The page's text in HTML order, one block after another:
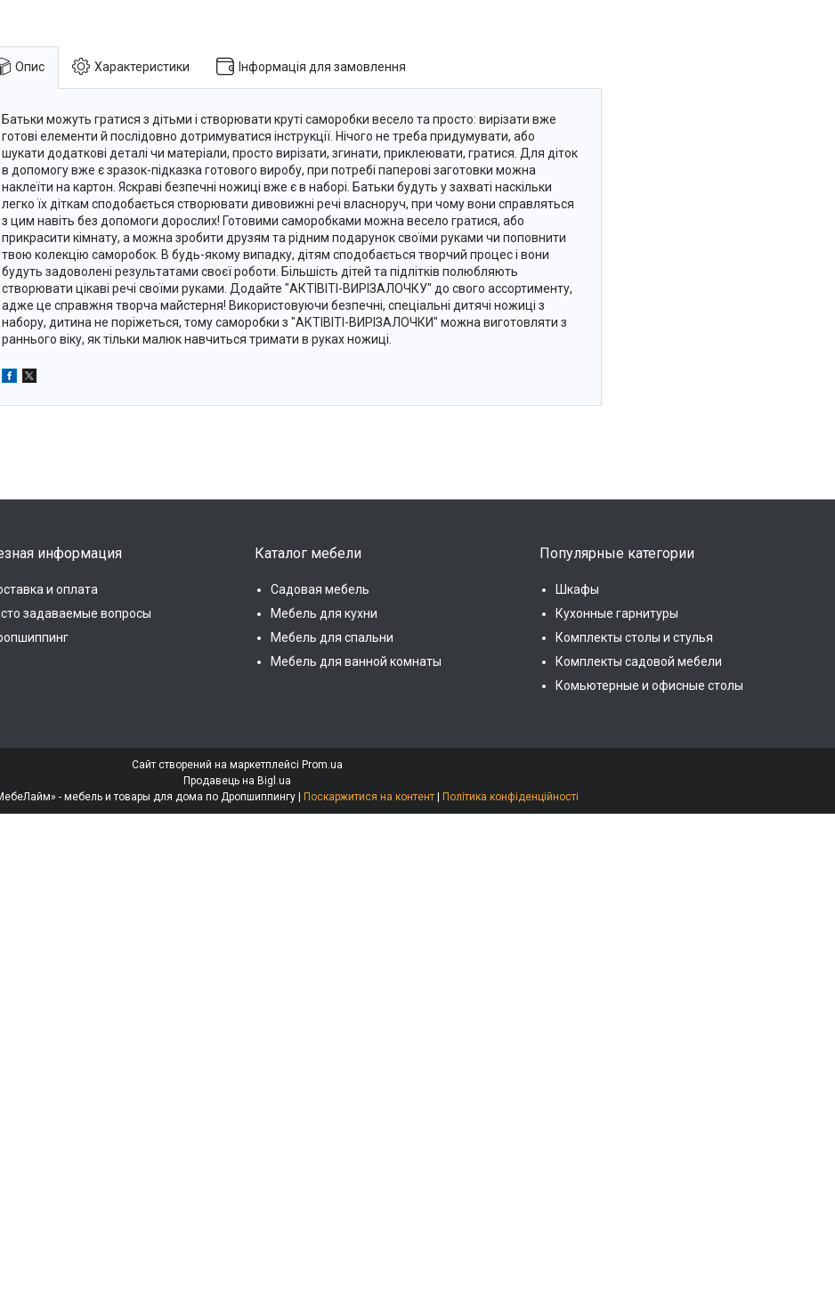
Опис Характеристики Інформація для замовлення
Батьки можуть гратися з дітьми і створювати круті саморобки весело та просто: вирізати вже
готові елементи й послідовно дотримуватися інструкції. Нічого не треба придумувати, або
шукати додаткові деталі чи матеріали, просто вирізати, згинати, приклеювати, гратися. Для діток
в допомогу вже є зразок-підказка готового виробу, при потребі паперові заготовки можна
наклеїти на картон. Яскраві безпечні ножиці вже є в наборі. Батьки будуть у захваті наскільки
легко їх діткам сподобається створювати дивовижні речі власноруч, при чому вони справляться
з цим навіть без допомоги дорослих! Готовими саморобками можна весело гратися, або
прикрасити кімнату, а можна зробити друзям та рідним подарунок своїми руками чи поповнити
твою колекцію саморобок. В будь-якому випадку, дітям сподобається творчий процес і вони
будуть задоволені результатами своєї роботи. Більшість дітей та підлітків полюбляють
створювати цікаві речі своїми руками. Додайте "АКТІВІТІ-ВИРІЗАЛОЧКУ" до свого ассортименту,
адже це справжня творча майстерня! Використовуючи безпечні, спеціальні дитячі ножиці з
набору, дитина не поріжеться, тому саморобки з "АКТІВІТІ-ВИРІЗАЛОЧКИ" можна виготовляти з
раннього віку, як тільки малюк навчиться тримати в руках ножиці.
информация
и оплата
задаваемые вопросы
Каталог мебели
Садовая мебель
Мебель для кухни
Мебель для спальни
Мебель для ванной комнаты
Популярные категории
Шкафы
Кухонные гарнитуры
Комплекты столы и стулья
Комплекты садовой мебели
Комьютерные и офисные столы
Сайт створений на маркетплейсі Prom.ua
Продавець на Bigl.ua
Поскаржитися на контент Політика конфіденційності